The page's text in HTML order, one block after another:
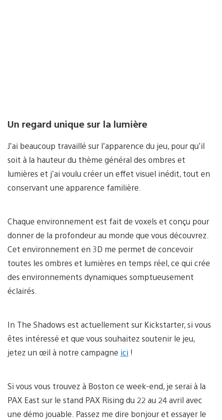
Un regard unique sur la lumière
J’ai beaucoup travaillé sur l’apparence du jeu, pour qu’il
soit à la hauteur du thème général des ombres et
lumières et j’ai voulu créer un effet visuel inédit, tout en
conservant une apparence familière.
Chaque environnement est fait de voxels et conçu pour
donner de la profondeur au monde que vous découvrez.
Cet environnement en 3D me permet de concevoir
toutes les ombres et lumières en temps réel, ce qui crée
des environnements dynamiques somptueusement
éclairés.
In The Shadows est actuellement sur Kickstarter, si vous
êtes intéressé et que vous souhaitez soutenir le jeu,
jetez un œil à notre campagne ici !
Si vous vous trouvez à Boston ce week-end, je serai à la
PAX East sur le stand PAX Rising du 22 au 24 avril avec
une démo jouable. Passez me dire bonjour et essayer le